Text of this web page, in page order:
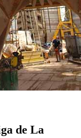
de La